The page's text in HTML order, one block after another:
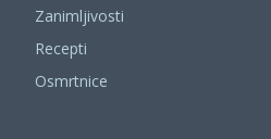
Zanimljivosti
Recepti
Osmrtnice